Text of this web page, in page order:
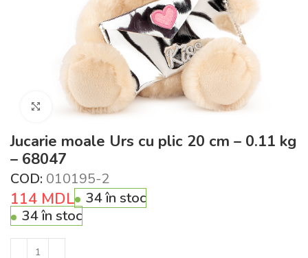
Click pentru a mări
Jucarie moale Urs cu plic 20 cm – 0.11 kg
– 68047
COD: 010195-2
114 MDL
34 în stoc
34 în stoc